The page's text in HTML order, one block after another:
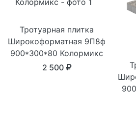
Тротуарная плитка
Широкоформатная 9П8ф
900*300*80 Колормикс
2 500